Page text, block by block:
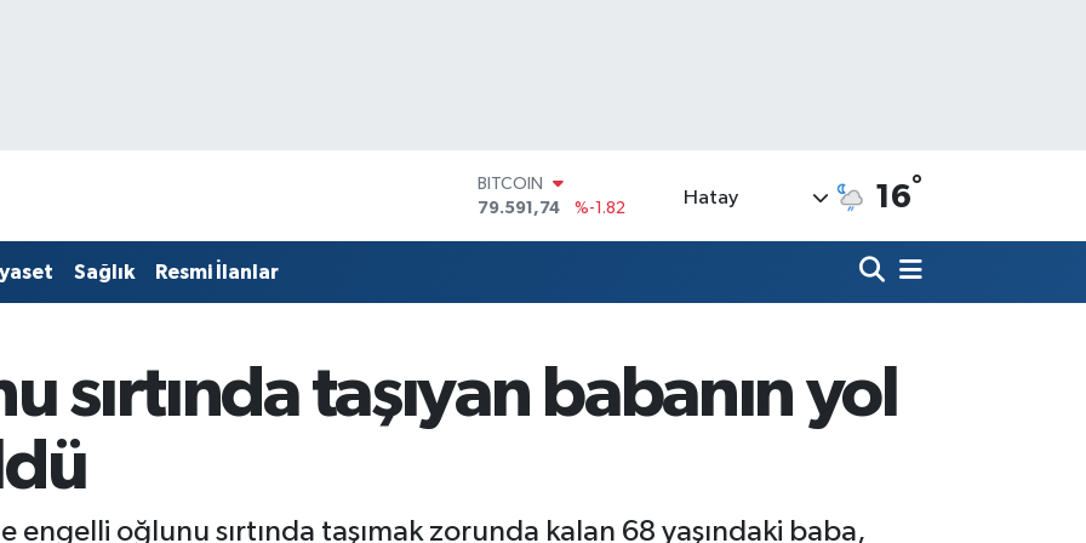
DOLAR
45,43620
%0.02
61,60380
%0.18
BİST100
14.598,00
%0
Hatay 16°
Sağlık Resmi İlanlar
sırtında taşıyan babanın yol
oğlunu sırtında taşımak zorunda kalan 68 yaşındaki baba,